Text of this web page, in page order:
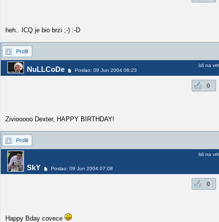
heh.. ICQ je bio brzi ;-) :-D
Profil
NuLLCoDe Poslao: 09 Jun 2004 06:23
Idi na vrh
0
Ziviooooo Dexter, HAPPY BIRTHDAY!
Profil
SkY Poslao: 09 Jun 2004 07:08
Idi na vrh
0
Happy Bday covece